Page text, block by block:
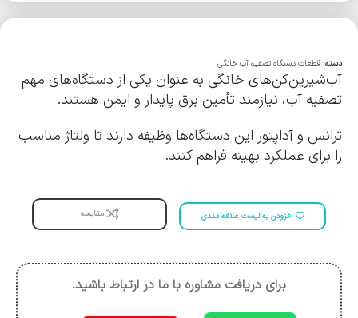
دسته: قطعات دستگاه تصفیه آب خانگی
آب‌شیرین‌کن‌های خانگی به عنوان یکی از دستگاه‌های مهم
تصفیه آب، نیازمند تأمین برق پایدار و ایمن هستند.
ترانس و آداپتور این دستگاه‌ها وظیفه دارند تا ولتاژ مناسب
را برای عملکرد بهینه فراهم کنند.
افزودن به لیست علاقه مندی مقایسه
برای دریافت مشاوره با ما در ارتباط باشید.